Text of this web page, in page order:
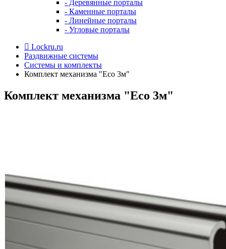
- Деревянные порталы
- Каменные порталы
- Линейные порталы
- Угловые порталы
Lockru.ru
Раздвижные системы
Системы и комплекты
Комплект механизма "Eco 3м"
Комплект механизма "Eco 3м"